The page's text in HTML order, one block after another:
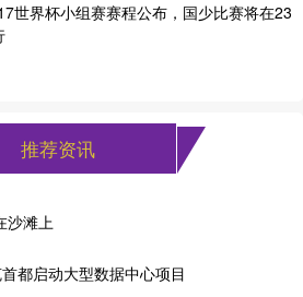
世界杯小组赛赛程公布，国少比赛将在23
推荐资讯
沙滩上
都启动大型数据中心项目